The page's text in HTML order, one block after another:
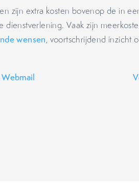
zijn extra kosten bovenop de in
dienstverlening. Vaak zijn
wensen, voortschrijdend inzicht